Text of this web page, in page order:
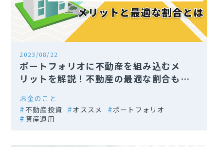
2023/08/22
ポートフォリオに不動産を組み込むメ
リットを解説！不動産の最適な割合も紹
お金のこと
不動産投資
オススメ
ポートフォリオ
資産運用